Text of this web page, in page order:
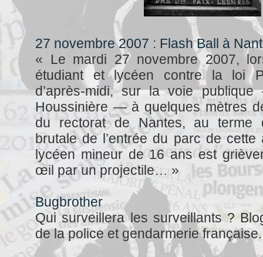
27 novembre 2007 : Flash Ball à
« Le mardi 27 novembre 2007,
étudiant et lycéen contre la loi
d’après-midi, sur la voie
Houssinière — à quelques mètres
du rectorat de Nantes, au terme
brutale de l’entrée du parc de cette
lycéen mineur de 16 ans est
œil par un projectile… »
Bugbrother
Qui surveillera les surveillants ?
de la police et gendarmerie française.